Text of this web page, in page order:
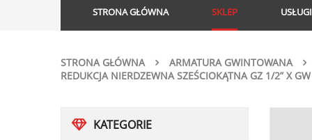
STRONA GŁÓWNA SKLEP USŁUGI
STRONA GŁÓWNA ARMATURA GWINTOWANA
REDUKCJA NIERDZEWNA SZEŚCIOKĄTNA GZ 1/2” X
KATEGORIE